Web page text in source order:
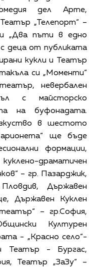
дел Арте,
„Телепорт“ –
„Два пъти в едно
деца от публиката
кукли и Театър
си „Моменти“
невербален
с майсторско
на буфонадата.
в шестото
ще бъде
формации,
драматичен
– гр. Пазарджик,
Държавен
Държавен Куклен
– гр.София,
Културен
- „Красно село“-
Театър - Бургас,
Театър „ЗаЗу“ –